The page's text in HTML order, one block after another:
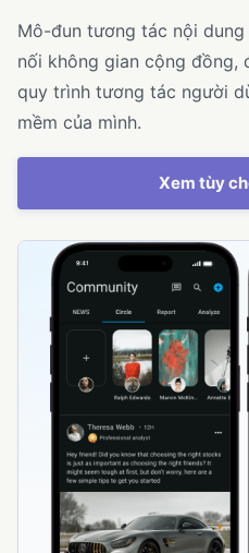
Mô-đun tương tác nội
nối không gian cộng đồng,
quy trình tương tác người
mềm của mình.
Xem tùy